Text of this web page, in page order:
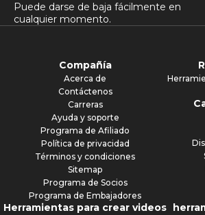
Puede darse de baja fácilmente en
cualquier momento.
Compañía
Acerca de
Contáctenos
Carreras
Ayuda y soporte
Programa de Afiliado
Política de privacidad
Términos y condiciones
Sitemap
Programa de Socios
Programa de Embajadores
Herramientas para crear videos